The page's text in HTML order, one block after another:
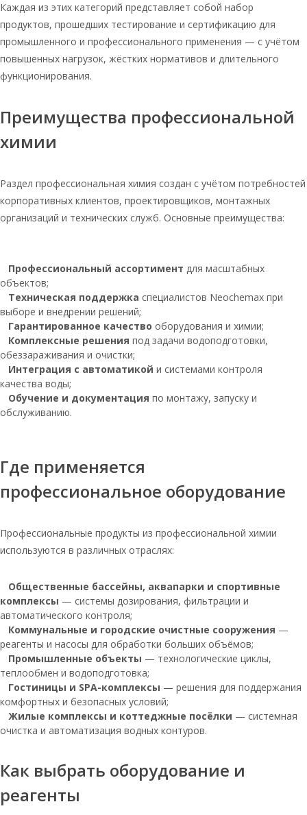
Соль таблетированная в мешках по
25 кг
Соль таблетированная для
водоочистки 10 кг
Таблетированная соль мозырьсоль
Соль таблетированная для
водоочистки 25 кг
Соль таблетированная оптом
мозырьсоль 25
Соль для очистки воды
кг
Соль экстра мозырь
Соль таблетированная мешок 25кг
Соль таблетированная для воды
Руссоль таблетированная соль 25 кг
Соль таблетированная 50
Соль таблетированная тульская 25 кг
Соль таблетированная
Соль мозырьсоль таблетированная
Таблетированная соль 10кг
Соль таблетированная 5 кг
Соль таблетированная для бассейнов
Соль таблетированная 25кг
мозырьсоль
Мозырь соль
Соль мозырьсоль таблетированная
для водоочистки 25
Тульская соль 25 кг
Соль таблетированная 1 мешок 25 кг
Соль таблетированная по 25 кг
таблетированная
Каждая из этих категорий представляет собой набор
продуктов, прошедших тестирование и сертификацию для
промышленного и профессионального применения — с учётом
повышенных нагрузок, жёстких нормативов и длительного
функционирования.
Преимущества профессиональной
химии
Раздел профессиональная химия создан с учётом потребностей
корпоративных клиентов, проектировщиков, монтажных
организаций и технических служб. Основные преимущества:
Профессиональный ассортимент для масштабных
объектов;
Техническая поддержка специалистов Neochemax при
выборе и внедрении решений;
Гарантированное качество оборудования и химии;
Комплексные решения под задачи водоподготовки,
обеззараживания и очистки;
Интеграция с автоматикой и системами контроля
качества воды;
Обучение и документация по монтажу, запуску и
обслуживанию.
Где применяется
профессиональное оборудование
Профессиональные продукты из профессиональной химии
используются в различных отраслях:
Общественные бассейны, аквапарки и спортивные
комплексы — системы дозирования, фильтрации и
автоматического контроля;
Коммунальные и городские очистные сооружения —
реагенты и насосы для обработки больших объёмов;
Промышленные объекты — технологические циклы,
теплообмен и водоподготовка;
Гостиницы и SPA-комплексы — решения для поддержания
комфортных и безопасных условий;
Жилые комплексы и коттеджные посёлки — системная
очистка и автоматизация водных контуров.
Как выбрать оборудование и
реагенты